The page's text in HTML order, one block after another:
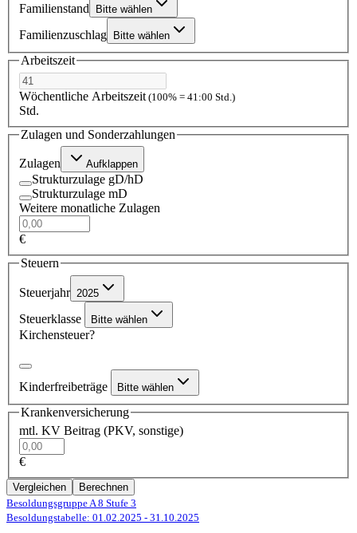
Familienstand Bitte wählen
Familienzuschlag Bitte wählen
Arbeitszeit
Wöchentliche Arbeitszeit (100% = 41:00 Std.)
Std.
Zulagen und Sonderzahlungen
Zulagen Aufklappen
Strukturzulage gD/hD
Strukturzulage mD
Weitere monatliche Zulagen
€
Steuern
Steuerjahr 2025
Steuerklasse Bitte wählen
Kirchensteuer?
Kinderfreibeträge Bitte wählen
Krankenversicherung
mtl. KV Beitrag (PKV, sonstige)
€
Vergleichen
Berechnen
Besoldungsgruppe A 8 Stufe 3
Besoldungstabelle: 01.02.2025 - 31.10.2025